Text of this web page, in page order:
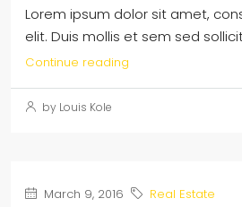
Lorem ipsum dolor sit amet,
elit. Duis mollis et sem sed
Continue reading
by Louis Kole
March 9, 2016 Real Estate